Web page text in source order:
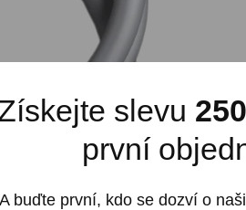
slevu
první
A buďte první, kdo se dozví o